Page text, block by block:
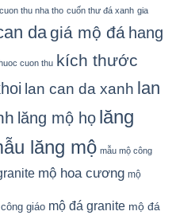
cuon thu nha tho cuốn thư đá xanh gia
dagiá mộ đá hang
cuon thu kích thước
lan can da xanh lan
lăng mộ họ lăng
lăng mộ mẫu mộ công
mộ hoa cương mộ
giáo mộ đá granite mộ đá